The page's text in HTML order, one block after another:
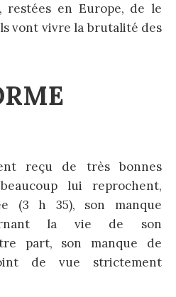
restées en Europe, de le
vont vivre la brutalité des
reçu de très bonnes
lui reprochent,
(3 h 35), son manque
la vie de son
part, son manque de
de vue strictement